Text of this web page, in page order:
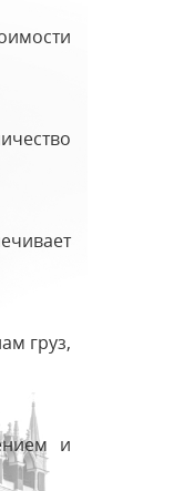
груз,
и